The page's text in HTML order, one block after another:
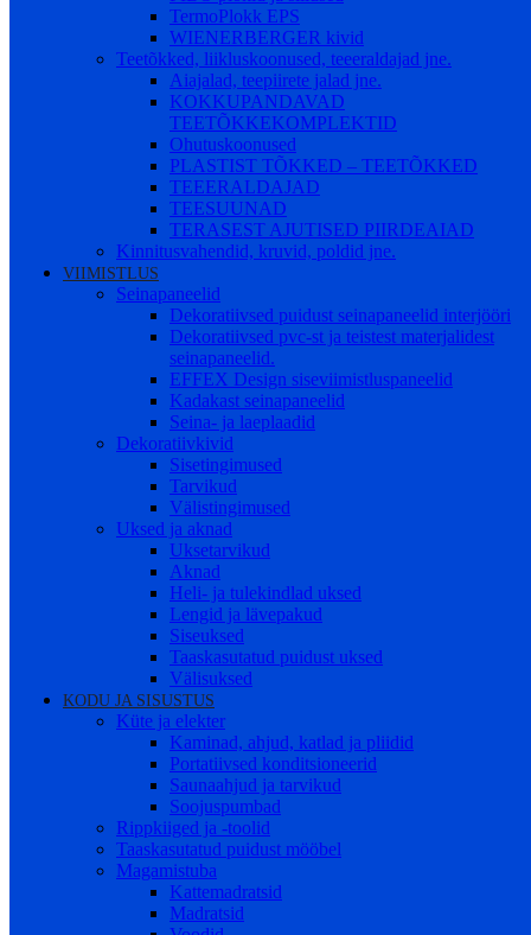
TermoPlokk EPS
WIENERBERGER kivid
Teetõkked, liikluskoonused, teeeraldajad jne.
Aiajalad, teepiirete jalad jne.
KOKKUPANDAVAD
TEETÕKKEKOMPLEKTID
Ohutuskoonused
PLASTIST TÕKKED – TEETÕKKED
TEEERALDAJAD
TEESUUNAD
TERASEST AJUTISED PIIRDEAIAD
Kinnitusvahendid, kruvid, poldid jne.
VIIMISTLUS
Seinapaneelid
Dekoratiivsed puidust seinapaneelid interjööri
Dekoratiivsed pvc-st ja teistest materjalidest
seinapaneelid.
EFFEX Design siseviimistluspaneelid
Kadakast seinapaneelid
Seina- ja laeplaadid
Dekoratiivkivid
Sisetingimused
Tarvikud
Välistingimused
Uksed ja aknad
Uksetarvikud
Aknad
Heli- ja tulekindlad uksed
Lengid ja lävepakud
Siseuksed
Taaskasutatud puidust uksed
Välisuksed
KODU JA SISUSTUS
Küte ja elekter
Kaminad, ahjud, katlad ja pliidid
Portatiivsed konditsioneerid
Saunaahjud ja tarvikud
Soojuspumbad
Rippkiiged ja -toolid
Taaskasutatud puidust mööbel
Magamistuba
Kattemadratsid
Madratsid